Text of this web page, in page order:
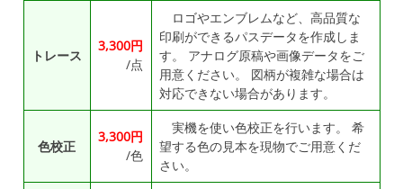
トレース
3,300
/点
ロゴやエンブレムなど、高品質な
印刷ができるパスデータを作成しま
す。 アナログ原稿や画像データをご
用意ください。 図柄が複雑な場合は
対応できない場合があります。
色校正
3,300
/色
実機を使い色校正を行います。 希
望する色の見本を現物でご用意くだ
さい。